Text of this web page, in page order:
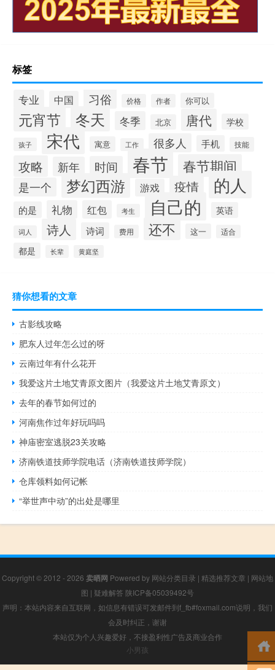
标签
专业 中国 习俗 价格 作者 你可以
元宵节 冬天 冬季 北京 唐代 学校
孩子 宋代 寓意 工作 很多人 手机 技能
攻略 新年 时间 春节 春节期间
是一个 梦幻西游 游戏 疫情 的人
的是 礼物 红包 考生 自己的 英语
词人 诗人 诗词 费用 还不 这一 适合
都是 长辈 黄庭坚
猜你想看的文章
古影线攻略
肥东人过年怎么过的呀
云南过年有什么花开
我爱这片土地艾青原文图片（我爱这片土地艾青原文）
去年的春节如何过的
河南焦作过年好玩吗吗
神庙密室逃脱23关攻略
济南铁道技师学院电话（济南铁道技师学院）
仓库领料如何记帐
“举世声中动”的出处是哪里
Copyright © 2012 - 2026 卖晒网 Powered by 网站分类目录 | 精选推荐文章 | 网站地
图 | 疑难解答 陕ICP备05039492号
声明：本站内容来自互联网，如信息有错误可发邮件到f_fb#foxmail.com说明，我们
会及时纠正，谢谢
本站仅为个人兴趣爱好，不接盈利性广告及商业合作
小男孩